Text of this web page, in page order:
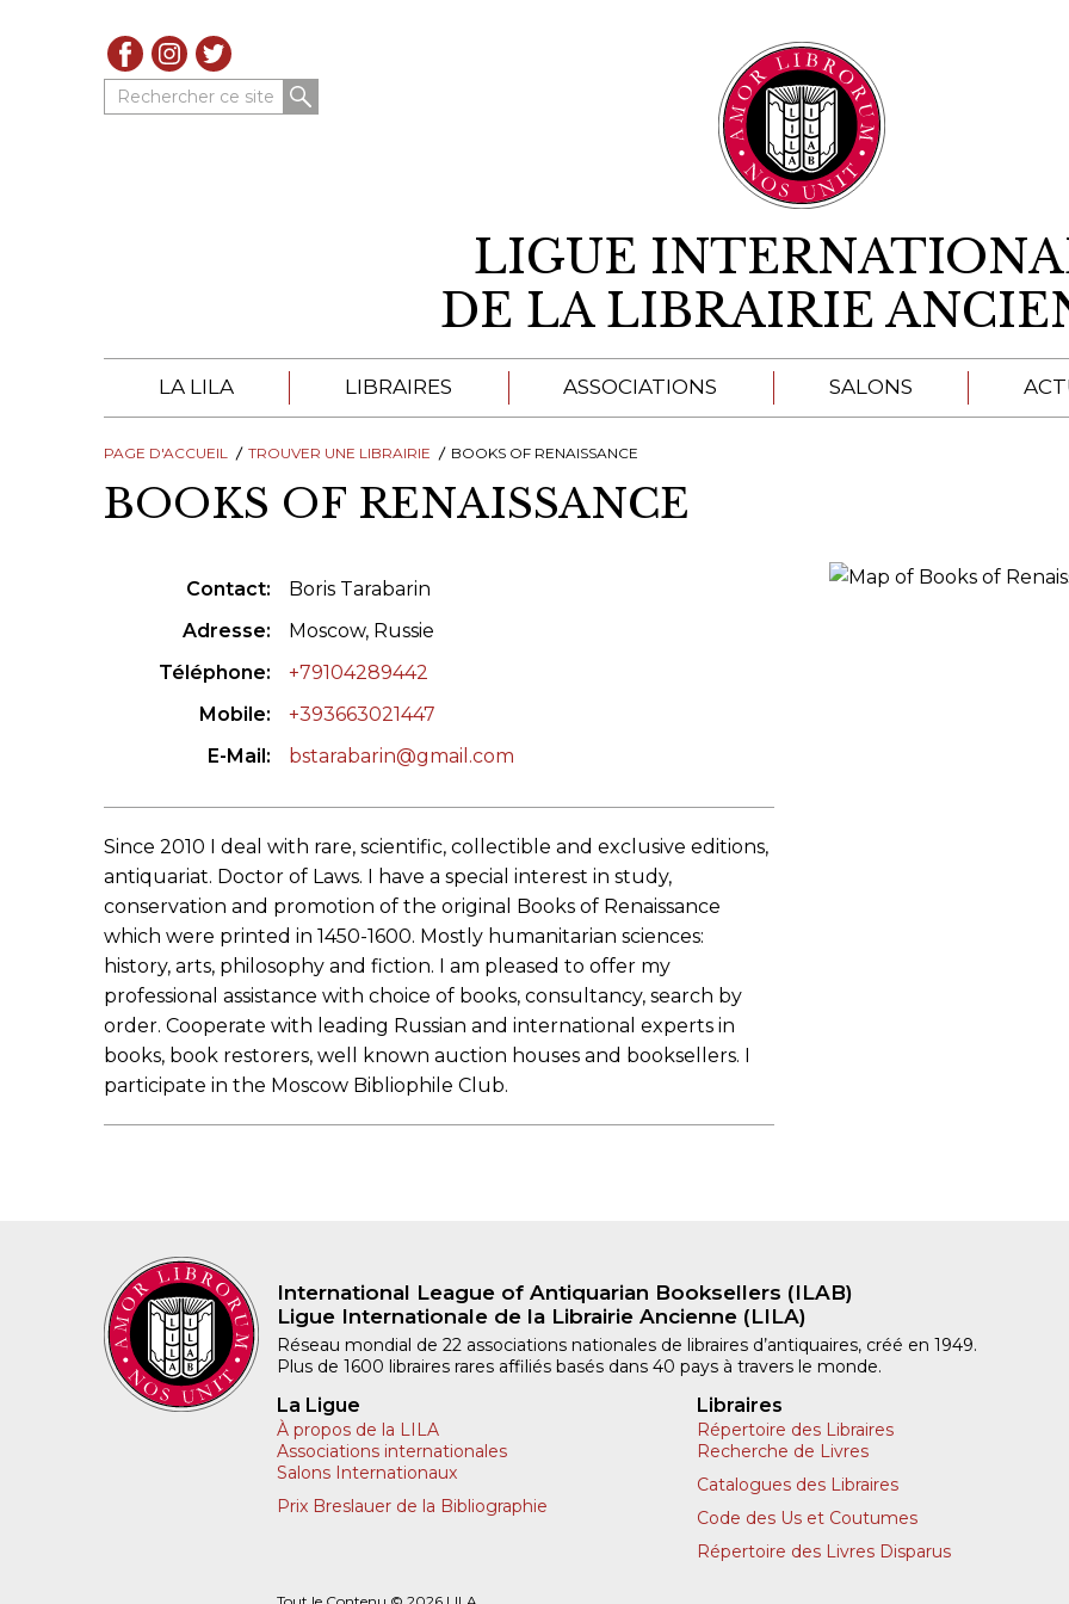
Rechercher ce site
LIGUE
DE LA LIBRAIRIE
LA LILA
À PROPOS DE LA LILA
TROUVER UNE LIBRAIRIE
SALONS INTERNATIONAUX DE LA LILA
CODE ES US ET COUTUMES DE LA LILA
VIDEOS AND RESSOURCES
COMITÉ DE LA LILA
CONTACT
LIBRAIRES
LIBRAIRES DE LA LILA
CATALOGUES
RÉPERTOIRE DES LIBRAIRIES
ASSOCIATIONS SALONS
PAGE D'ACCUEIL TROUVER UNE LIBRAIRIE BOOKS OF RENAISSANCE
BOOKS OF RENAISSANCE
Contact
Boris Tarabarin
Adresse
Moscow, Russie
Téléphone
+79104289442
Mobile
+393663021447
E-Mail
bstarabarin@gmail.com
Since 2010 I deal with rare, scientific, collectible and exclusive editions,
antiquariat. Doctor of Laws. I have a special interest in study,
conservation and promotion of the original Books of Renaissance
which were printed in 1450-1600. Mostly humanitarian sciences:
history, arts, philosophy and fiction. I am pleased to offer my
professional assistance with choice of books, consultancy, search by
order. Cooperate with leading Russian and international experts in
books, book restorers, well known auction houses and booksellers. I
participate in the Moscow Bibliophile Club.
International League of Antiquarian Booksellers (ILAB)
Ligue Internationale de la Librairie Ancienne (LILA)
Réseau mondial de 22 associations nationales de libraires d’antiquaires, créé en 1949.
Plus de 1600 libraires rares affiliés basés dans 40 pays à travers le monde.
La Ligue
À propos de la LILA
Associations internationales
Salons Internationaux
Prix Breslauer de la Bibliographie
Libraires
Répertoire des Libraires
Recherche de Livres
Catalogues des Libraires
Code des Us et Coutumes
Répertoire des Livres Disparus